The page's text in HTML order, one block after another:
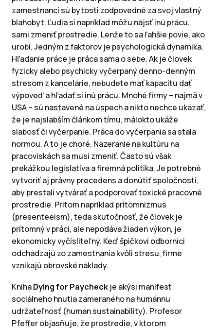
zamestnanci sú bytosti zodpovedné za svoj vlastný
blahobyt. Ľudia si napríklad môžu nájsť inú prácu,
sami zmeniť prostredie. Lenže to sa ľahšie povie, ako
urobí. Jedným z faktorov je psychologická dynamika.
Hľadanie práce je práca sama o sebe. Ak je človek
fyzicky alebo psychicky vyčerpaný denno-denným
stresom z kancelárie, nebudete mať kapacitu dať
výpoveď a hľadať si inú prácu. Mnohé firmy – najmä v
USA – sú nastavené na úspech a nikto nechce ukázať,
že je najslabším článkom tímu, málokto ukáže
slabosť či vyčerpanie. Práca do vyčerpania sa stala
normou. A to je choré. Nazeranie na kultúru na
pracoviskách sa musí zmeniť. Často sú však
prekážkou legislatíva a firemná politika. Je potrebné
vytvoriť aj právny precedens a donútiť spoločnosti,
aby prestali vytvárať a podporovať toxické pracovné
prostredie. Pritom napríklad prítomnizmus
(presenteeism), teda skutočnosť, že človek je
prítomný v práci, ale nepodáva žiaden výkon, je
ekonomicky vyčísliteľný. Keď špičkoví odborníci
odchádzajú zo zamestnania kvôli stresu, firme
vznikajú obrovské náklady.
KnihaDying for Paycheck je akýsi manifest
sociálneho hnutia zameraného na humánnu
udržateľnosť (human sustainability). Profesor
Pfeffer objasňuje, že prostredie, v ktorom